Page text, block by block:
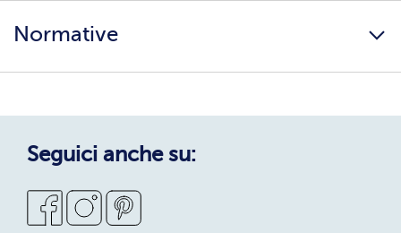
Surgelati di qualità
Normative
Condizioni Generali di Vendita
Codice Etico
Segnalazioni Whistleblowing
Seguici anche su: